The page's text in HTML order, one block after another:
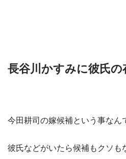
長谷川かすみに彼氏の
今田耕司の嫁候補という事なん
彼氏などがいたら候補もクソも